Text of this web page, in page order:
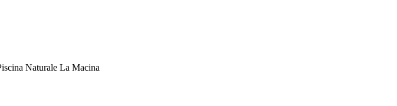
Naturale La Macina